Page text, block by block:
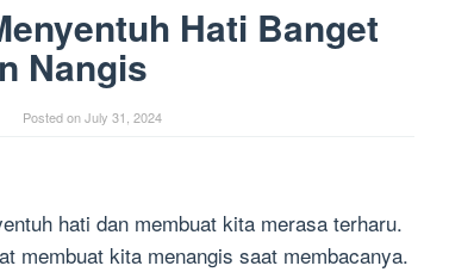
Hati Banget
Nangis
Posted onJuly 31, 2024
hati dan membuat kita merasa terharu.
membuat kita menangis saat membacanya.